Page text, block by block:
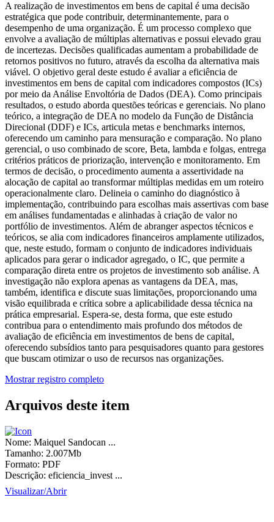
A realização de investimentos em bens de capital é uma decisão
estratégica que pode contribuir, determinantemente, para o
desempenho de uma organização. É um processo complexo que
envolve a avaliação de múltiplas alternativas e possui elevado grau
de incertezas. Decisões qualificadas aumentam a probabilidade de
retornos positivos no futuro, através da escolha da alternativa mais
viável. O objetivo geral deste estudo é avaliar a eficiência de
investimentos em bens de capital com indicadores compostos (ICs)
por meio da Análise Envoltória de Dados (DEA). Como principais
resultados, o estudo aborda questões teóricas e gerenciais. No plano
teórico, a integração de DEA no modelo da Função de Distância
Direcional (DDF) e ICs, articula metas e benchmarks internos,
oferecendo um caminho para mensuração e comparação. No plano
gerencial, o uso combinado de score, Beta, lambda e folgas, entrega
critérios práticos de priorização, intervenção e monitoramento. Em
termos de decisão, o procedimento aumenta a assertividade na
alocação de capital ao transformar múltiplas medidas em um roteiro
operacionalmente claro. Delineia o caminho do diagnóstico à
implementação, contribuindo para escolhas mais assertivas com base
em análises fundamentadas e alinhadas à criação de valor no
portfólio de investimentos. Além de abranger aspectos técnicos e
teóricos, se alia com indicadores financeiros amplamente utilizados,
que, neste estudo, formam o conjunto de indicadores individuais
aplicados para gerar o indicador agregado, o IC, que permite a
comparação direta entre os projetos de investimento sob análise. A
investigação não explora apenas as vantagens da DEA, mas,
também, identifica e discute suas limitações, proporcionando uma
visão equilibrada e crítica sobre a aplicabilidade dessa técnica na
prática empresarial. Espera-se, desta forma, que este estudo
contribua para o entendimento mais profundo dos métodos de
avaliação de eficiência em investimentos de bens de capital,
oferecendo subsídios tanto para pesquisadores quanto para gestores
que buscam otimizar o uso de recursos nas organizações.
Mostrar registro completo
Arquivos deste item
Nome: Maiquel Sandocan ...
Tamanho: 2.007Mb
Formato: PDF
Descrição: eficiencia_invest ...
Visualizar/Abrir